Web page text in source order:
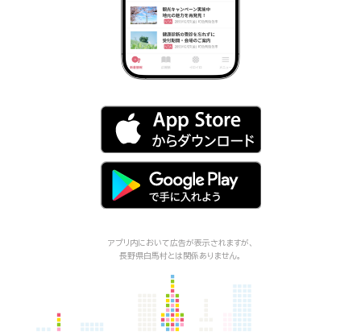
アプリ内において広告が表示されますが、
長野県白馬村 とは関係ありません。